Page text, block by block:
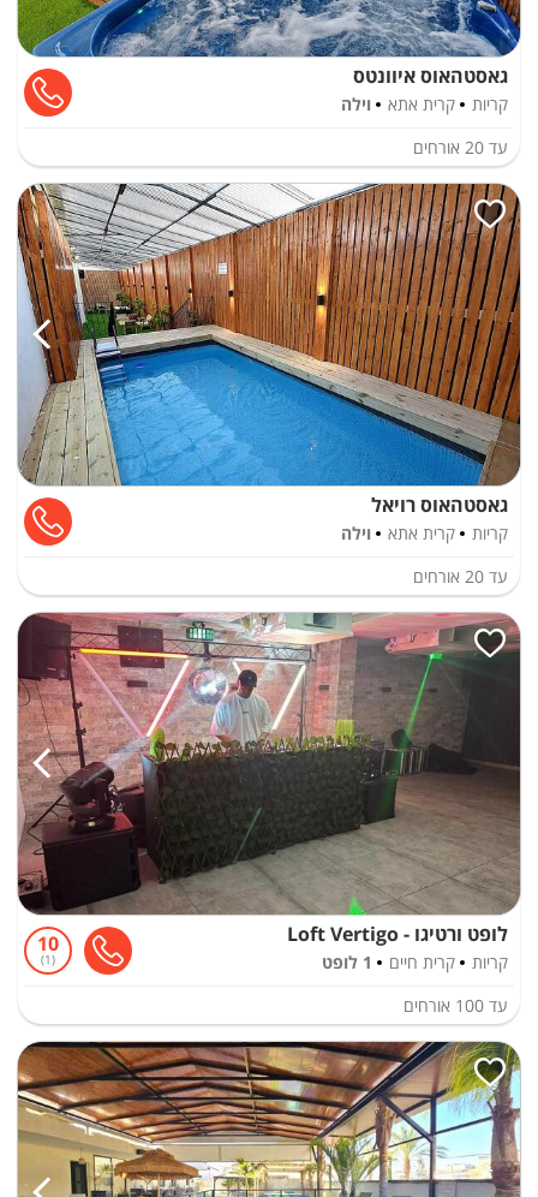
גאסטהאוס איוונטס
קריות קרית אתא
וילה
עד 20 אורחים
גאסטהאוס רויאל
קריות קרית אתא
וילה
עד 20 אורחים
לופט ורטיגו - Loft Vertigo
קריות קרית חיים 1 לופט
10
1
עד 100 אורחים